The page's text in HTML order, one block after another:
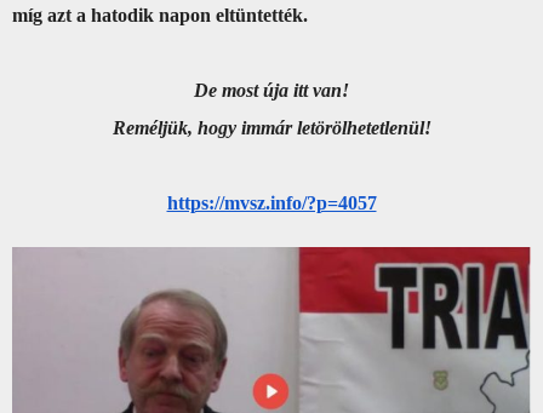
míg azt a hatodik napon eltüntették.
De most úja itt van!
Reméljük, hogy immár letörölhetetlenül!
https://mvsz.info/?p=4057